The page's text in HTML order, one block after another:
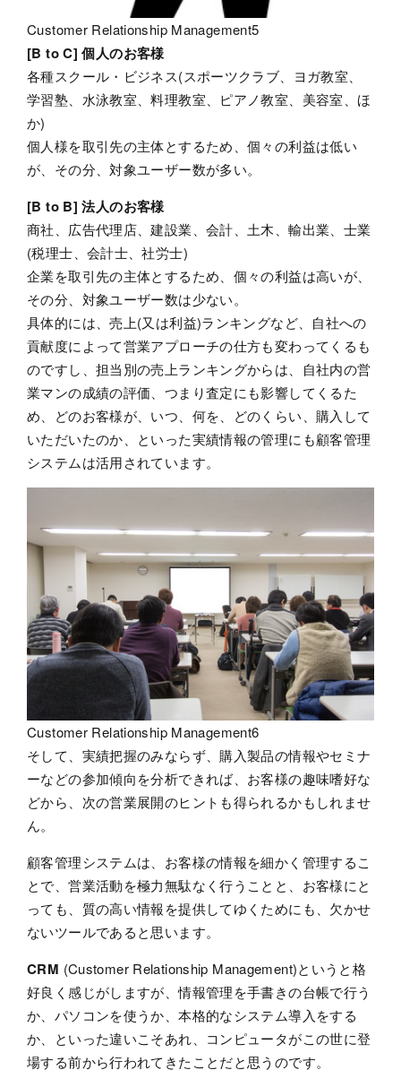
Customer Relationship Management5
[B to C] 個人のお客様
各種スクール・ビジネス(スポーツクラブ、ヨガ教室、
学習塾、水泳教室、料理教室、ピアノ教室、美容室、ほ
か)
個人様を取引先の主体とするため、個々の利益は低い
が、その分、対象ユーザー数が多い。
[B to B] 法人のお客様
商社、広告代理店、建設業、会計、土木、輸出業、士業
(税理士、会計士、社労士)
企業を取引先の主体とするため、個々の利益は高いが、
その分、対象ユーザー数は少ない。
具体的には、売上(又は利益)ランキングなど、自社への
貢献度によって営業アプローチの仕方も変わってくるも
のですし、担当別の売上ランキングからは、自社内の営
業マンの成績の評価、つまり査定にも影響してくるた
め、どのお客様が、いつ、何を、どのくらい、購入して
いただいたのか、といった実績情報の管理にも顧客管理
システムは活用されています。
Customer Relationship Management6
そして、実績把握のみならず、購入製品の情報やセミナ
ーなどの参加傾向を分析できれば、お客様の趣味嗜好な
どから、次の営業展開のヒントも得られるかもしれませ
ん。
顧客管理システムは、お客様の情報を細かく管理するこ
とで、営業活動を極力無駄なく行うことと、お客様にと
っても、質の高い情報を提供してゆくためにも、欠かせ
ないツールであると思います。
CRM (Customer Relationship Management)というと格
好良く感じがしますが、情報管理を手書きの台帳で行う
か、パソコンを使うか、本格的なシステム導入をする
か、といった違いこそあれ、コンピュータがこの世に登
場する前から行われてきたことだと思うのです。